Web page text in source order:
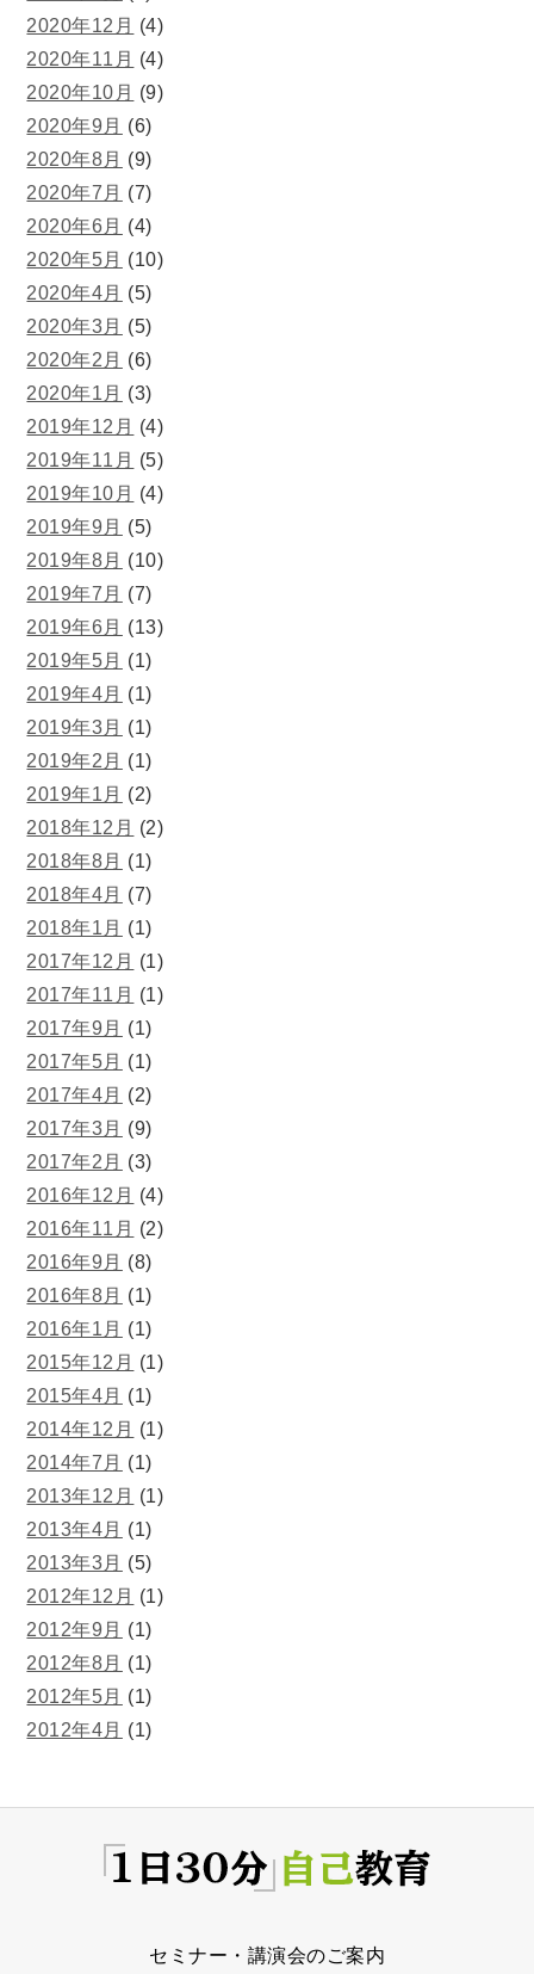
2020年12月 (4)
2020年11月 (4)
2020年10月 (9)
2020年9月 (6)
2020年8月 (9)
2020年7月 (7)
2020年6月 (4)
2020年5月 (10)
2020年4月 (5)
2020年3月 (5)
2020年2月 (6)
2020年1月 (3)
2019年12月 (4)
2019年11月 (5)
2019年10月 (4)
2019年9月 (5)
2019年8月 (10)
2019年7月 (7)
2019年6月 (13)
2019年5月 (1)
2019年4月 (1)
2019年3月 (1)
2019年2月 (1)
2019年1月 (2)
2018年12月 (2)
2018年8月 (1)
2018年4月 (7)
2018年1月 (1)
2017年12月 (1)
2017年11月 (1)
2017年9月 (1)
2017年5月 (1)
2017年4月 (2)
2017年3月 (9)
2017年2月 (3)
2016年12月 (4)
2016年11月 (2)
2016年9月 (8)
2016年8月 (1)
2016年1月 (1)
2015年12月 (1)
2015年4月 (1)
2014年12月 (1)
2014年7月 (1)
2013年12月 (1)
2013年4月 (1)
2013年3月 (5)
2012年12月 (1)
2012年9月 (1)
2012年8月 (1)
2012年5月 (1)
2012年4月 (1)
セミナー・講演会のご案内